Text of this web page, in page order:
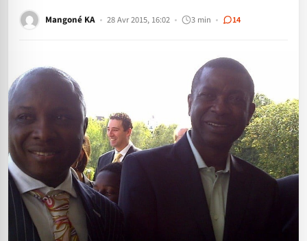
Mangoné KA 28 Avr 2015, 16:02 3 min 14